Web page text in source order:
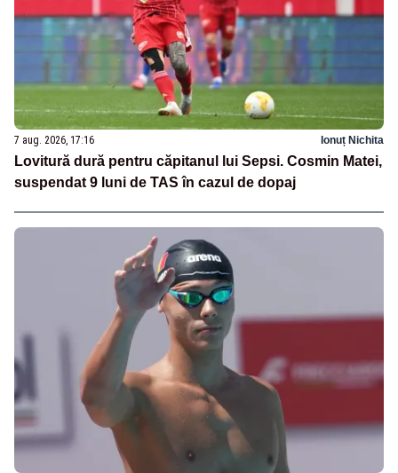
7 aug. 2026, 17:16 Ionuț Nichita
Lovitură dură pentru căpitanul lui Sepsi. Cosmin Matei,
suspendat 9 luni de TAS în cazul de dopaj